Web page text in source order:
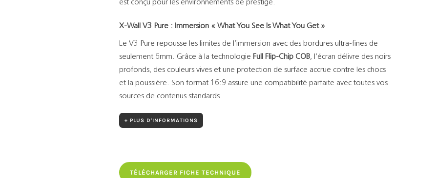
est conçu pour les environnements de prestige.
X-Wall V3 Pure : Immersion « What You See Is What You Get »
Le V3 Pure repousse les limites de l’immersion avec des bordures ultra-fines de
seulement 6mm. Grâce à la technologie Full Flip-Chip COB, l’écran délivre des noirs
profonds, des couleurs vives et une protection de surface accrue contre les chocs
et la poussière. Son format 16:9 assure une compatibilité parfaite avec toutes vos
sources de contenus standards.
+ PLUS D'INFORMATIONS
TÉLÉCHARGER FICHE TECHNIQUE